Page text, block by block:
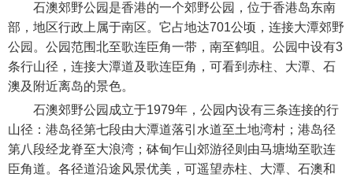
石澳郊野公园是香港的一个郊野公园，位于香港岛东南
部，地区行政上属于南区。它占地达701公顷，连接大潭郊野
公园。公园范围北至歌连臣角一带，南至鹤咀。公园中设有3
条行山径，连接大潭道及歌连臣角，可看到赤柱、大潭、石
澳及附近离岛的景色。
石澳郊野公园成立于1979年，公园内设有三条连接的行
山径：港岛径第七段由大潭道落引水道至土地湾村；港岛径
第八段经龙脊至大浪湾；砵甸乍山郊游径则由马塘坳至歌连
臣角道。各径道沿途风景优美，可遥望赤柱、大潭、石澳和